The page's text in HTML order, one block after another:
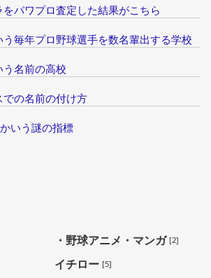
パワプロ査定した結果がこちら
毎年プロ野球選手を数名輩出する学校
名前の高校
の名前の付け方
いう謎の指標
・野球アニメ・マンガ [2]
イチロー [5]